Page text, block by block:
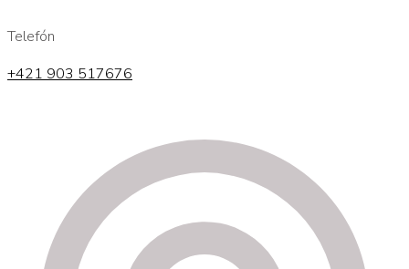
Telefón
+421 903 517676